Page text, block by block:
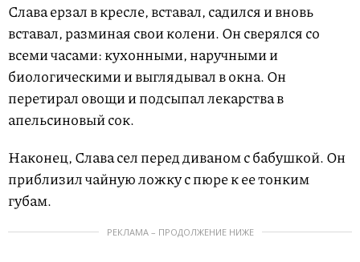
Слава ерзал в кресле, вставал, садился и вновь
вставал, разминая свои колени. Он сверялся со
всеми часами: кухонными, наручными и
биологическими и выглядывал в окна. Он
перетирал овощи и подсыпал лекарства в
апельсиновый сок.
Наконец, Слава сел перед диваном с бабушкой. Он
приблизил чайную ложку с пюре к ее тонким
губам.
РЕКЛАМА – ПРОДОЛЖЕНИЕ НИЖЕ